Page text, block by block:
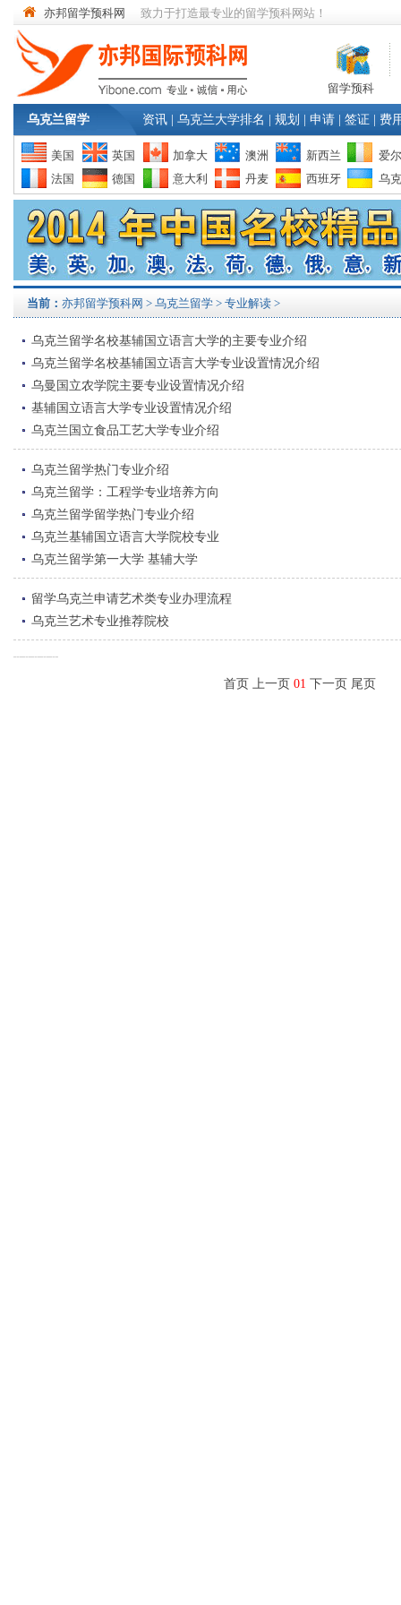
亦邦留学预科网 致力于打造最专业的留学预科网站！
留学预科
乌克兰留学 资讯 乌克兰大学排名 规划 申请 签证 费
美国 英国 加拿大 澳洲 新西兰
爱
法国
德国 意大利 丹麦 西班牙 乌
当前： 亦邦留学预科网 > 乌克兰留学 > 专业解读 >
乌克兰留学名校基辅国立语言大学的主要专业介绍
乌克兰留学名校基辅国立语言大学专业设置情况介绍
乌曼国立农学院主要专业设置情况介绍
基辅国立语言大学专业设置情况介绍
乌克兰国立食品工艺大学专业介绍
乌克兰留学热门专业介绍
乌克兰留学：工程学专业培养方向
乌克兰留学留学热门专业介绍
乌克兰基辅国立语言大学院校专业
乌克兰留学第一大学 基辅大学
留学乌克兰申请艺术类专业办理流程
乌克兰艺术专业推荐院校
首页 上一页 01 下一页 尾页